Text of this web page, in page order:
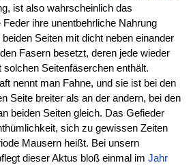
ist also wahrscheinlich das
ihre unentbehrliche Nahrung
Seiten mit dicht neben einander
Fasern besetzt, deren jede wieder
Seitenfäserchen enthält.
nennt man Fahne, und sie ist bei den
Seite breiter als an der andern, bei den
beiden Seiten gleich. Das Gefieder
sich zu gewissen Zeiten
Mausern heißt. Bei unsern
dieser Aktus bloß einmal im Jahr